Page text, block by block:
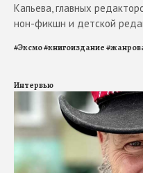
Капьева, главных
нон-фикшн и детской
#Эксмо#книгоиздание#
Интервью